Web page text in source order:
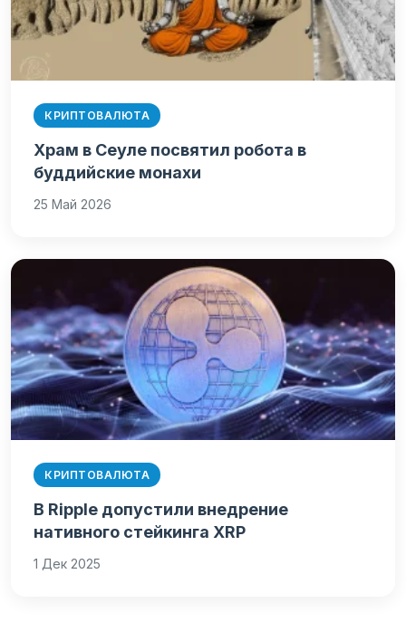
КРИПТОВАЛЮТА
Храм в Сеуле посвятил робота в
буддийские монахи
25 Май 2026
КРИПТОВАЛЮТА
В Ripple допустили внедрение
нативного стейкинга XRP
1 Дек 2025